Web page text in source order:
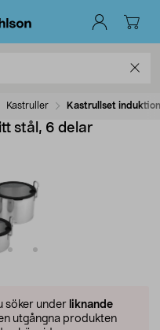
Kastruller Kastrullset
stål, 6 delar
söker under liknande
utgångna produkten